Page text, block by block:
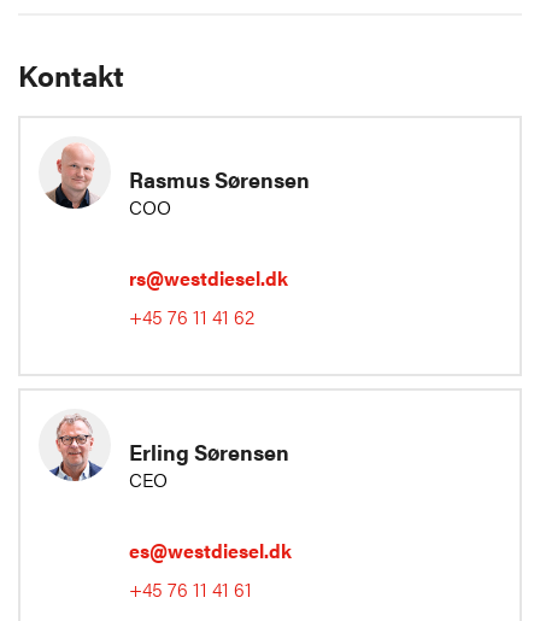
Kontakt
Rasmus Sørensen
COO
rs@westdiesel.dk
+45 76 11 41 62
Erling Sørensen
CEO
es@westdiesel.dk
+45 76 11 41 61